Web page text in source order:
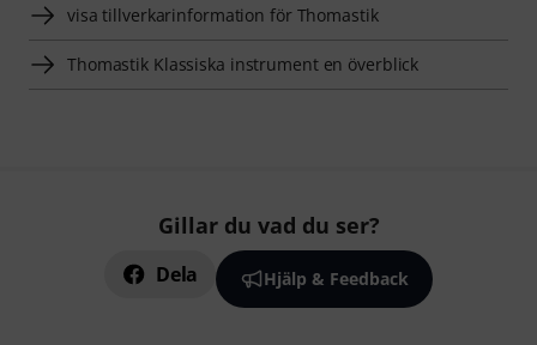
visa tillverkarinformation för Thomastik
Thomastik Klassiska instrument en överblick
Gillar du vad du ser?
Dela Hjälp & Feedback